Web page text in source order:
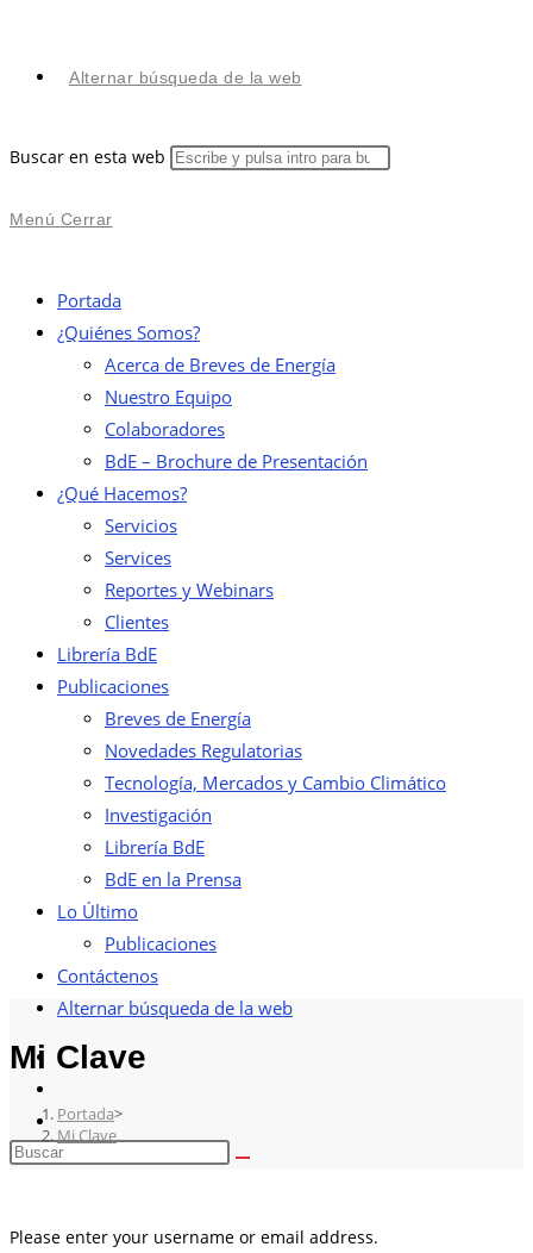
Alternar búsqueda de la web
Buscar en esta web
Menú Cerrar
Portada
¿Quiénes Somos?
Acerca de Breves de Energía
Nuestro Equipo
Colaboradores
BdE – Brochure de Presentación
¿Qué Hacemos?
Servicios
Services
Reportes y Webinars
Clientes
Librería BdE
Publicaciones
Breves de Energía
Novedades Regulatorias
Tecnología, Mercados y Cambio Climático
Investigación
Librería BdE
BdE en la Prensa
Lo Último
Publicaciones
Contáctenos
Alternar búsqueda de la web
Mi Clave
Portada>
Mi Clave
Please enter your username or email address.